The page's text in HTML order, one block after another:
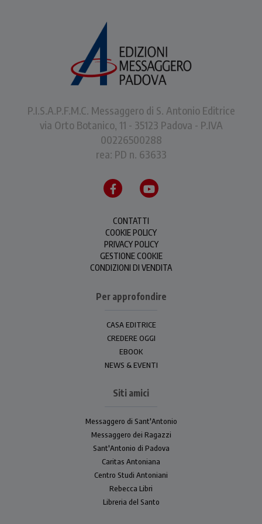
P.I.S.A.P.F.M.C. Messaggero di S. Antonio Editrice
via Orto Botanico, 11 - 35123 Padova - P.IVA
00226500288
rea: PD n. 63633
CONTATTI
COOKIE POLICY
PRIVACY POLICY
GESTIONE COOKIE
CONDIZIONI DI VENDITA
Per approfondire
CASA EDITRICE
CREDERE OGGI
EBOOK
NEWS & EVENTI
Siti amici
Messaggero di Sant'Antonio
Messaggero dei Ragazzi
Sant'Antonio di Padova
Caritas Antoniana
Centro Studi Antoniani
Rebecca Libri
Libreria del Santo